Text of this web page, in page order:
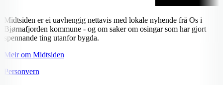
Midtsiden er ei uavhengig nettavis med lokale nyhende frå Os i
Bjørnafjorden kommune - og om saker om osingar som har gjort
spennande ting utanfor bygda.
Meir om Midtsiden
Personvern